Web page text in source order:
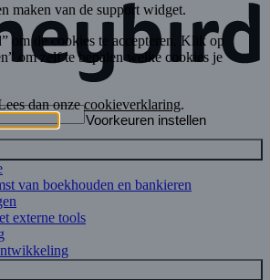
van boekhouden en bankieren
externe tools